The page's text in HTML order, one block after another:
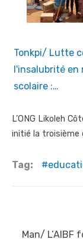
Tonkpi/ Lutte
l'insalubrité en
scolaire :…
L’ONG Likoleh
initié la troisième
Tag:
navigation
Previous
Man/